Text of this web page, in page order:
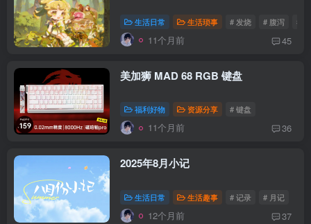
生活日常 生活琐事 # 发烧 # 腹泻 #
11个月前 45
美加狮 MAD 68 RGB 键盘
福利好物 资源分享 # 键盘
11个月前 36
2025年8月小记
生活日常 生活趣事 # 记录 # 月记
12个月前 37